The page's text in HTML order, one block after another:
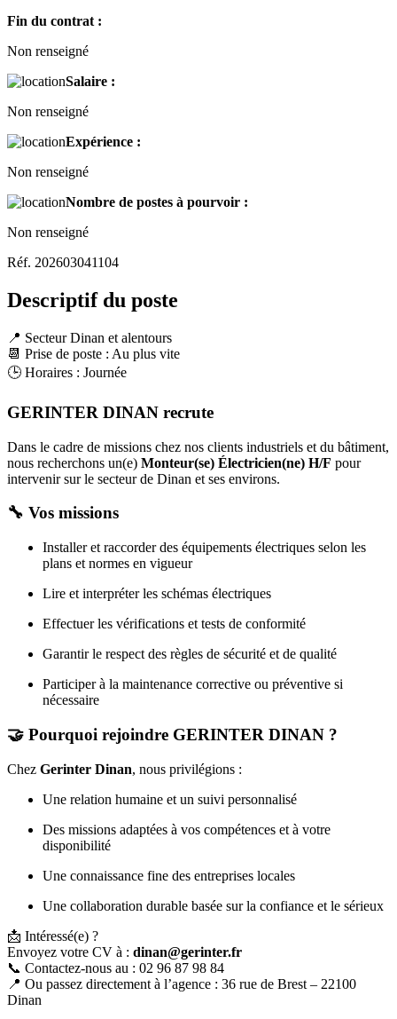
Fin du contrat :
Non renseigné
Salaire :
Non renseigné
Expérience :
Non renseigné
Nombre de postes à pourvoir :
Non renseigné
Réf. 202603041104
Descriptif du poste
📍 Secteur Dinan et alentours
📆 Prise de poste : Au plus vite
🕒 Horaires : Journée
GERINTER DINAN recrute
Dans le cadre de missions chez nos clients industriels et du bâtiment,
nous recherchons un(e) Monteur(se) Électricien(ne) H/F pour
intervenir sur le secteur de Dinan et ses environs.
🔧 Vos missions
Installer et raccorder des équipements électriques selon les
plans et normes en vigueur
Lire et interpréter les schémas électriques
Effectuer les vérifications et tests de conformité
Garantir le respect des règles de sécurité et de qualité
Participer à la maintenance corrective ou préventive si
nécessaire
🤝 Pourquoi rejoindre GERINTER DINAN ?
Chez Gerinter Dinan, nous privilégions :
Une relation humaine et un suivi personnalisé
Des missions adaptées à vos compétences et à votre
disponibilité
Une connaissance fine des entreprises locales
Une collaboration durable basée sur la confiance et le sérieux
📩 Intéressé(e) ?
Envoyez votre CV à : dinan@gerinter.fr
📞 Contactez-nous au : 02 96 87 98 84
📍 Ou passez directement à l’agence : 36 rue de Brest – 22100
Dinan